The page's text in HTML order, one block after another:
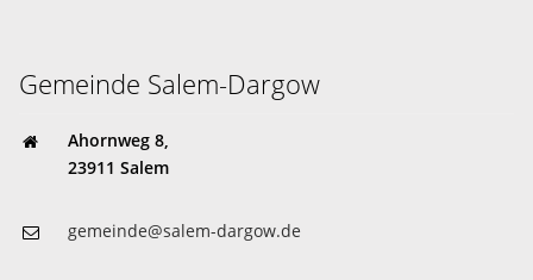
Gemeinde Salem-Dargow
Ahornweg 8,
23911 Salem
gemeinde@salem-dargow.de